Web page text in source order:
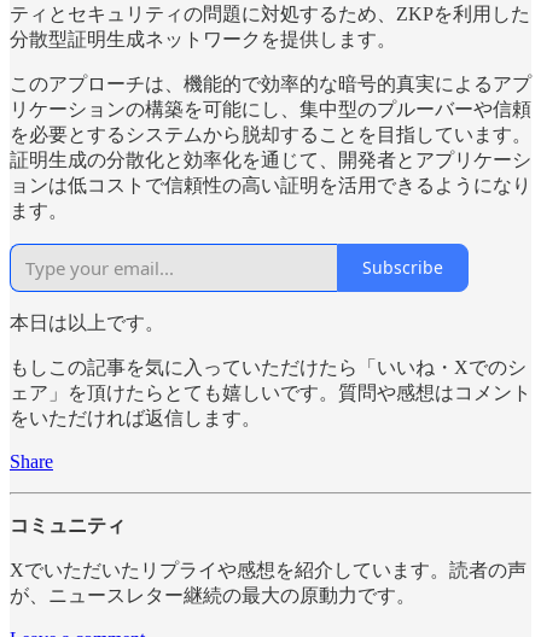
ティとセキュリティの問題に対処するため、ZKPを利用した
分散型証明生成ネットワークを提供します。
このアプローチは、機能的で効率的な暗号的真実によるアプ
リケーションの構築を可能にし、集中型のプルーバーや信頼
を必要とするシステムから脱却することを目指しています。
証明生成の分散化と効率化を通じて、開発者とアプリケーシ
ョンは低コストで信頼性の高い証明を活用できるようになり
ます。
Subscribe
本日は以上です。
もしこの記事を気に入っていただけたら「いいね・Xでのシ
ェア」を頂けたらとても嬉しいです。質問や感想はコメント
をいただければ返信します。
Share
コミュニティ
Xでいただいたリプライや感想を紹介しています。読者の声
が、ニュースレター継続の最大の原動力です。